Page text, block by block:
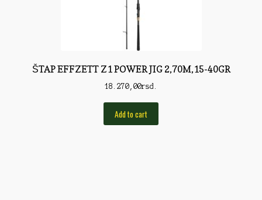
ŠTAP EFFZETT Z1 POWER JIG 2,70M,15-40GR
18.270,00rsd.
Add to cart